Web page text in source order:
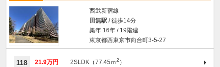
西武新宿線
田無駅/ 徒歩14分
築年 16年 / 19階建
東京都西東京市向台町3-5-27
118 21.9万円 2SLDK（77.45ｍ2 ）